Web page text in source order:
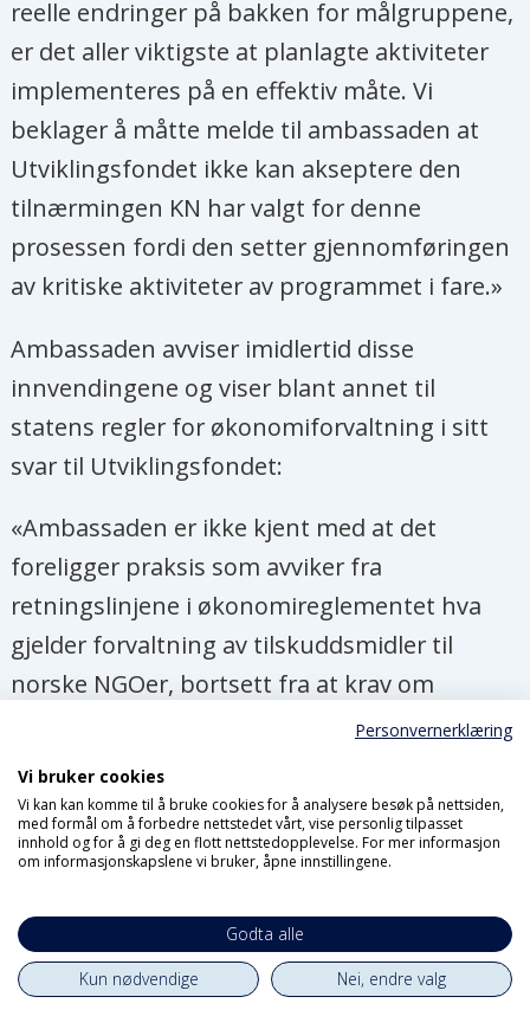
reelle endringer på bakken for målgruppene,
er det aller viktigste at planlagte aktiviteter
implementeres på en effektiv måte. Vi
beklager å måtte melde til ambassaden at
Utviklingsfondet ikke kan akseptere den
tilnærmingen KN har valgt for denne
prosessen fordi den setter gjennomføringen
av kritiske aktiviteter av programmet i fare.»
Ambassaden avviser imidlertid disse
innvendingene og viser blant annet til
statens regler for økonomiforvaltning i sitt
svar til Utviklingsfondet:
«Ambassaden er ikke kjent med at det
foreligger praksis som avviker fra
retningslinjene i økonomireglementet hva
gjelder forvaltning av tilskuddsmidler til
norske NGOer, bortsett fra at krav om
egenandel ikke gjelder. I vår kommunikasjon
med avtalepartner, så har vi vært tydelig på
at ambassaden forventer å få oversendt et
budsjett de selv kan stå inne for og må være i
tråd med gjeldende regler for forvaltning av
statlige tilskuddsmidler.»
Personvernerklæring
Vi bruker cookies
Vi kan kan komme til å bruke cookies for å analysere besøk på nettsiden,
med formål om å forbedre nettstedet vårt, vise personlig tilpasset
innhold og for å gi deg en flott nettstedopplevelse. For mer informasjon
om informasjonskapslene vi bruker, åpne innstillingene.
Godta alle
Kun nødvendige
Nei, endre valg